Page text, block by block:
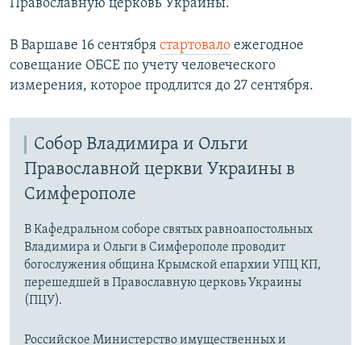
Православную церковь Украины.
В Варшаве 16 сентября стартовало ежегодное
совещание ОБСЕ по учету человеческого
измерения, которое продлится до 27 сентября.
Собор Владимира и Ольги
Православной церкви Украины в
Симферополе
В Кафедральном соборе святых равноапостольных
Владимира и Ольги в Симферополе проводит
богослужения община Крымской епархии УПЦ КП,
перешедшей в Православную церковь Украины
(ПЦУ).
Российское Министерство имущественных и